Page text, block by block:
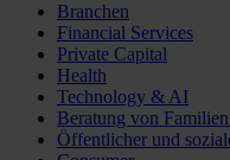
Branchen
Financial Services
Private Capital
Health
Technology & AI
Beratung von
Öffentlicher und